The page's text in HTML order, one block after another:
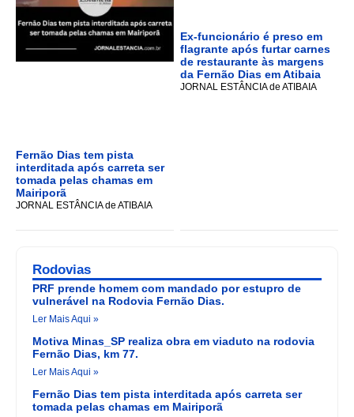
Fernão Dias tem pista
interditada após carreta ser
tomada pelas chamas em
Mairiporã
JORNAL ESTÂNCIA de ATIBAIA
Ex-funcionário é preso em
flagrante após furtar carnes
de restaurante às margens
da Fernão Dias em Atibaia
JORNAL ESTÂNCIA de ATIBAIA
Rodovias
PRF prende homem com mandado por estupro de
vulnerável na Rodovia Fernão Dias.
Ler Mais Aqui »
Motiva Minas_SP realiza obra em viaduto na rodovia
Fernão Dias, km 77.
Ler Mais Aqui »
Fernão Dias tem pista interditada após carreta ser
tomada pelas chamas em Mairiporã